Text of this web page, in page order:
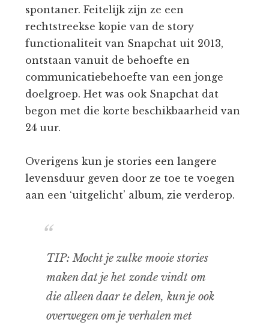
spontaner. Feitelijk zijn ze een
rechtstreekse kopie van de story
functionaliteit van Snapchat uit 2013,
ontstaan vanuit de behoefte en
communicatiebehoefte van een jonge
doelgroep. Het was ook Snapchat dat
begon met die korte beschikbaarheid van
24 uur.
Overigens kun je stories een langere
levensduur geven door ze toe te voegen
aan een ‘uitgelicht’ album, zie verderop.
TIP: Mocht je zulke mooie stories
maken dat je het zonde vindt om
die alleen daar te delen, kun je ook
overwegen om je verhalen met